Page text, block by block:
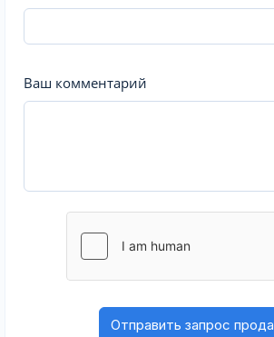
Ваш комментарий